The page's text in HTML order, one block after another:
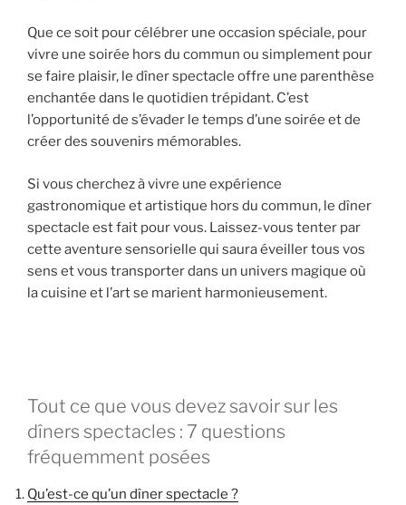
Que ce soit pour célébrer une occasion spéciale, pour
vivre une soirée hors du commun ou simplement pour
se faire plaisir, le dîner spectacle offre une parenthèse
enchantée dans le quotidien trépidant. C’est
l’opportunité de s’évader le temps d’une soirée et de
créer des souvenirs mémorables.
Si vous cherchez à vivre une expérience
gastronomique et artistique hors du commun, le dîner
spectacle est fait pour vous. Laissez-vous tenter par
cette aventure sensorielle qui saura éveiller tous vos
sens et vous transporter dans un univers magique où
la cuisine et l’art se marient harmonieusement.
Tout ce que vous devez savoir sur les
dîners spectacles : 7 questions
fréquemment posées
Qu’est-ce qu’un dîner spectacle ?